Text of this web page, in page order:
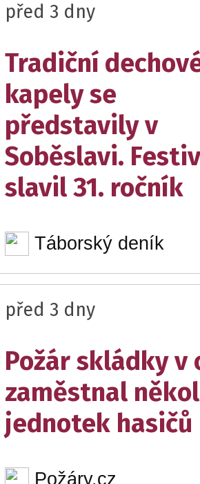
před 3 dny
Tradiční
kapely se
představily v
Soběslavi.
slavil 31. ročník
Táborský deník
před 3 dny
Požár skládky v
zaměstnal
jednotek hasičů
Požáry.cz